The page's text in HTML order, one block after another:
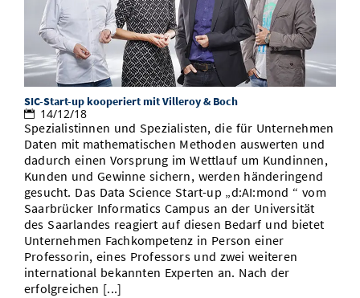
SIC-Start-up kooperiert mit Villeroy & Boch
14/12/18
Spezialistinnen und Spezialisten, die für Unternehmen
Daten mit mathematischen Methoden auswerten und
dadurch einen Vorsprung im Wettlauf um Kundinnen,
Kunden und Gewinne sichern, werden händeringend
gesucht. Das Data Science Start-up „d:AI:mond “ vom
Saarbrücker Informatics Campus an der Universität
des Saarlandes reagiert auf diesen Bedarf und bietet
Unternehmen Fachkompetenz in Person einer
Professorin, eines Professors und zwei weiteren
international bekannten Experten an. Nach der
erfolgreichen [...]